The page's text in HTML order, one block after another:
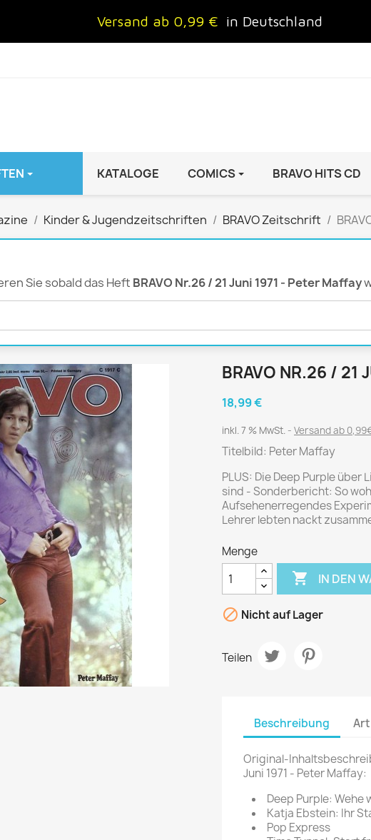
Versand ab 0,99 € in Deutschland
/ KIND
GiRL!
Zeitschrift
Rocky
FRAUEN
Brigitte
freundin
InStyle
Shape
AUTO & MOTOR
ADAC Motorwelt
Autoprospekte &
Broschüren
Gute Fahrt
Klassik Motorrad
Motor Klassik
Motorrad Classic
Motorrad Zeitschrift
Oldtimer Markt
Programmhefte Rennen
PS das Sport Motorrad
TOURENFAHRER
/ POLITIK /
Illustrierte Zeitschrift
Zeitschrift
Magazin
Bravo Screenfun
REISE &
Mare
TAGES &
WOCHENZEITUNGEN
Bildzeitung
Frankfurter Allgemeine
KATALOGE COMICS BRAVO HITS CD
Kinder & Jugendzeitschriften BRAVO Zeitschrift
Sie sobald das Heft BRAVO Nr.26 / 21 Juni 1971 - Peter Maffay
BRAVO NR.26 / 21
18,99 €
inkl. 7 % MwSt. Versand ab
Titelbild: Peter Maffay
PLUS: Die Deep Purple über
sind - Sonderbericht: So
Aufsehenerregendes
Lehrer lebten nackt
Menge
 IN DEN
 Nicht auf Lager
Teilen
Beschreibung
Original-
Juni 1971 - Peter Maffay:
Deep Purple: Wehe
Katja Ebstein: Ihr
Pop Express